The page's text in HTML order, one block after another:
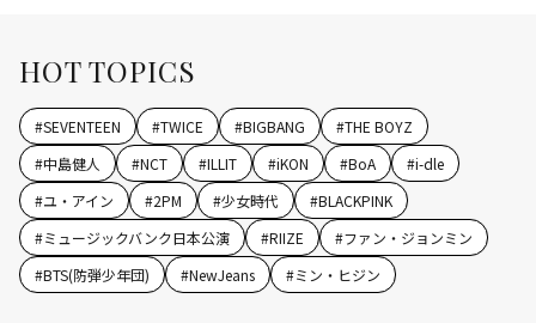
HOT TOPICS
#SEVENTEEN #TWICE #BIGBANG #THE BOYZ
#中島健人 #NCT #ILLIT #iKON #BoA #i-dle
#ユ・アイン #2PM #少女時代 #BLACKPINK
#ミュージックバンク日本公演 #RIIZE #ファン・ジョンミン
#BTS(防弾少年団) #NewJeans #ミン・ヒジン